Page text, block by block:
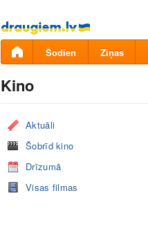
Pāriet
uz
saturu
Šodien Ziņas
Kino
Aktuāli
Šobrīd kino
Drīzumā
Visas filmas